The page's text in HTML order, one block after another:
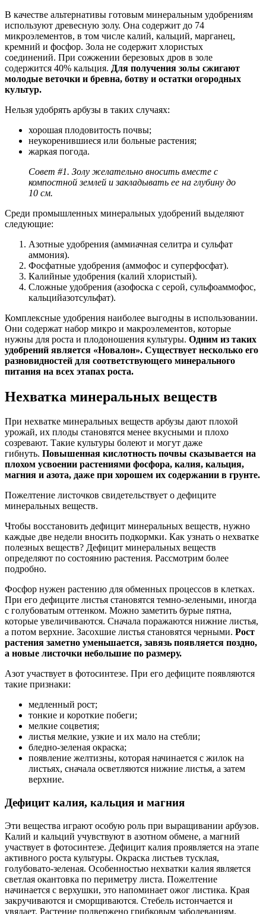
В качестве альтернативы готовым минеральным удобрениям
используют древесную золу. Она содержит до 74
микроэлементов, в том числе калий, кальций, марганец,
кремний и фосфор. Зола не содержит хлористых
соединений. При сожжении березовых дров в золе
содержится 40% кальция. Для получения золы сжигают
молодые веточки и бревна, ботву и остатки огородных
культур.
Нельзя удобрять арбузы в таких случаях:
хорошая плодовитость почвы;
неукоренившиеся или больные растения;
жаркая погода.
Совет #1. Золу желательно вносить вместе с
компостной землей и закладывать ее на глубину до
10 см.
Среди промышленных минеральных удобрений выделяют
следующие:
Азотные удобрения (аммиачная селитра и сульфат
аммония).
Фосфатные удобрения (аммофос и суперфосфат).
Калийные удобрения (калий хлористый).
Сложные удобрения (азофоска с серой, сульфоаммофос,
кальцийазотсульфат).
Комплексные удобрения наиболее выгодны в использовании.
Они содержат набор микро и макроэлементов, которые
нужны для роста и плодоношения культуры. Одним из таких
удобрений является «Новалон». Существует несколько его
разновидностей для соответствующего минерального
питания на всех этапах роста.
Нехватка минеральных веществ
При нехватке минеральных веществ арбузы дают плохой
урожай, их плоды становятся менее вкусными и плохо
созревают. Такие культуры болеют и могут даже
гибнуть. Повышенная кислотность почвы сказывается на
плохом усвоении растениями фосфора, калия, кальция,
магния и азота, даже при хорошем их содержании в грунте.
Пожелтение листочков свидетельствует о дефиците
минеральных веществ.
Чтобы восстановить дефицит минеральных веществ, нужно
каждые две недели вносить подкормки. Как узнать о нехватке
полезных веществ? Дефицит минеральных веществ
определяют по состоянию растения. Рассмотрим более
подробно.
Фосфор нужен растению для обменных процессов в клетках.
При его дефиците листья становятся темно-зелеными, иногда
с голубоватым оттенком. Можно заметить бурые пятна,
которые увеличиваются. Сначала поражаются нижние листья,
а потом верхние. Засохшие листья становятся черными. Рост
растения заметно уменьшается, завязь появляется поздно,
а новые листочки небольшие по размеру.
Азот участвует в фотосинтезе. При его дефиците появляются
такие признаки:
медленный рост;
тонкие и короткие побеги;
мелкие соцветия;
листья мелкие, узкие и их мало на стебли;
бледно-зеленая окраска;
появление желтизны, которая начинается с жилок на
листьях, сначала осветляются нижние листья, а затем
верхние.
Дефицит калия, кальция и магния
Эти вещества играют особую роль при выращивании арбузов.
Калий и кальций учувствуют в азотном обмене, а магний
участвует в фотосинтезе. Дефицит калия проявляется на этапе
активного роста культуры. Окраска листьев тусклая,
голубовато-зеленая. Особенностью нехватки калия является
светлая окантовка по периметру листа. Пожелтение
начинается с верхушки, это напоминает ожог листика. Края
закручиваются и сморщиваются. Стебель истончается и
увядает. Растение подвержено грибковым заболеваниям.